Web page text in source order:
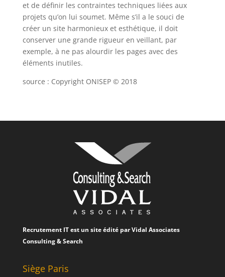
et de définir les contraintes techniques liées aux
projets qu’on lui soumet. Même s’il a le souci de
créer un site harmonieux et esthétique, il doit
conserver une grande rigueur en veillant, par
exemple, à ne pas alourdir les pages avec des
éléments inutiles.
source : Copyright ONISEP © 2018
Recrutement IT est un site édité parVidal Associates
Consulting & Search
Siège Paris